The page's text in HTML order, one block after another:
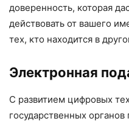
доверенность, которая
действовать от вашего
тех, кто находится в
Электронная
С развитием цифровых
государственных